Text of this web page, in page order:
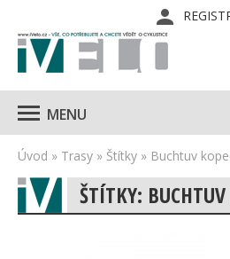
MENU
Úvod » Trasy » Štítky » Buchtuv
ŠTÍTKY: BUCHTUV